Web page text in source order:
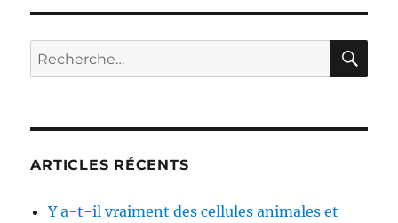
les
d’anticorps
sont
génétiques
Recherche
pour :
ARTICLES RÉCENTS
Y a-t-il vraiment des cellules animales et